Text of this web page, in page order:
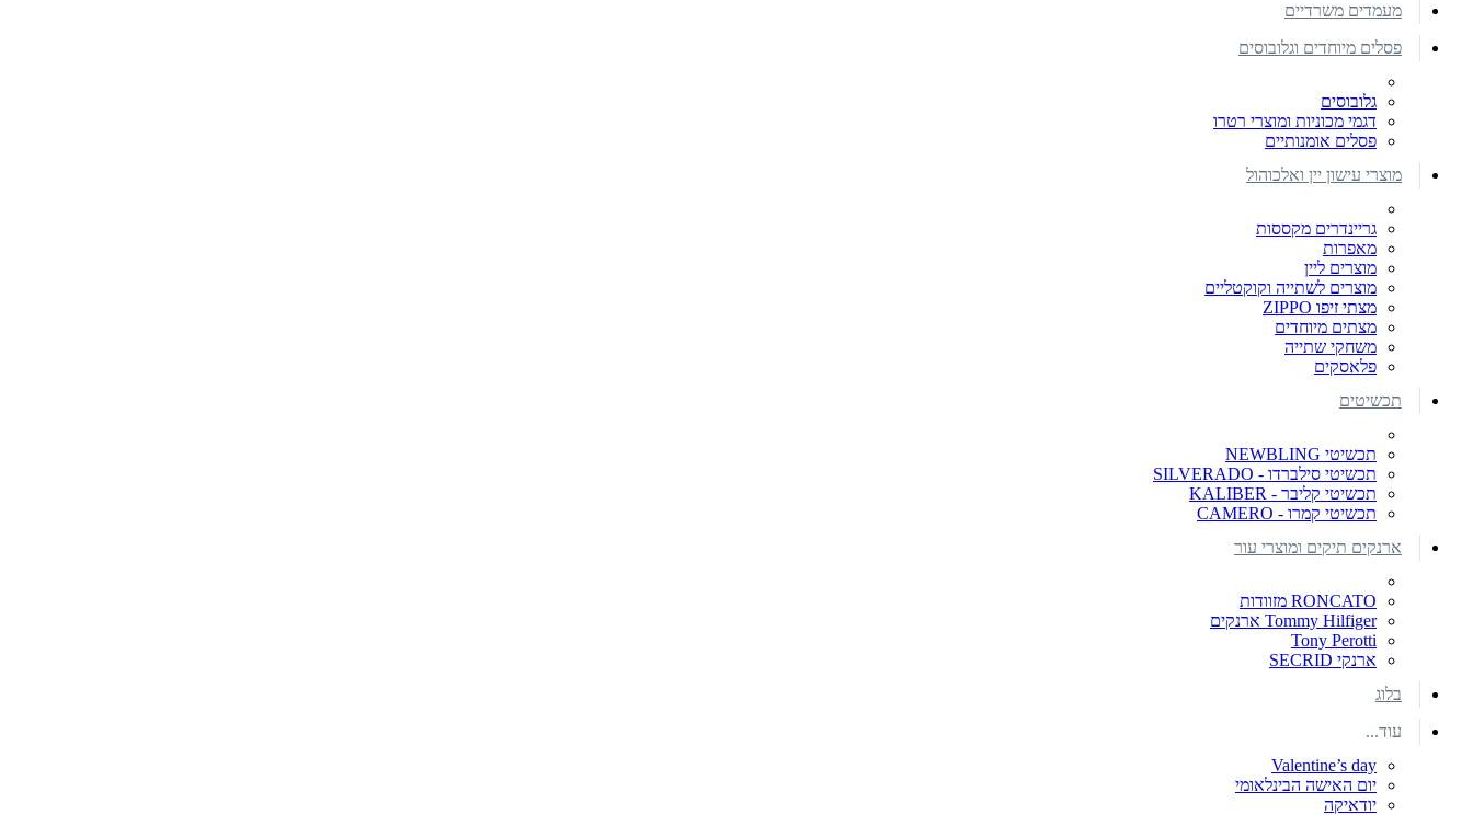
מעמדים משרדיים
פסלים מיוחדים וגלובוסים
גלובוסים
דגמי מכוניות ומוצרי רטרו
פסלים אומנותיים
מוצרי עישון יין ואלכוהול
גריינדרים מקססות
מאפרות
מוצרים ליין
מוצרים לשתייה וקוקטליים
מצתי זיפו ZIPPO
מצתים מיוחדים
משחקי שתייה
פלאסקים
תכשיטים
תכשיטי NEWBLING
תכשיטי סילברדו - SILVERADO
תכשיטי קליבר - KALIBER
תכשיטי קמרו - CAMERO
ארנקים תיקים ומוצרי עור
RONCATO מזוודות
Tommy Hilfiger ארנקים
Tony Perotti
ארנקי SECRID
בלוג
עוד...
Valentine’s day
יום האישה הבינלאומי
יודאיקה